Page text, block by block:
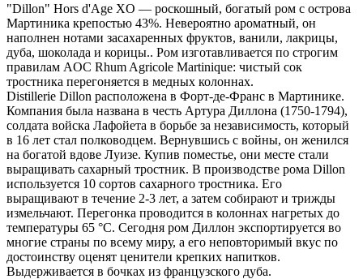
"Dillon" Hors d'Age XO — роскошный, богатый ром с острова
Мартиника крепостью 43%. Невероятно ароматный, он
наполнен нотами засахаренных фруктов, ванили, лакрицы,
дуба, шоколада и корицы.. Ром изготавливается по строгим
правилам AOC Rhum Agricole Martinique: чистый сок
тростника перегоняется в медных колоннах.
Distillerie Dillon расположена в Форт-де-Франс в Мартинике.
Компания была названа в честь Артура Диллона (1750-1794),
солдата войска Лафойета в борьбе за независимость, который
в 16 лет стал полководцем. Вернувшись с войны, он женился
на богатой вдове Луизе. Купив поместье, они месте стали
выращивать сахарный тростник. В производстве рома Dillon
используется 10 сортов сахарного тростника. Его
выращивают в течение 2-3 лет, а затем собирают и трижды
измельчают. Перегонка проводится в колоннах нагретых до
температуры 65 °С. Сегодня ром Диллон экспортируется во
многие страны по всему миру, а его неповторимый вкус по
достоинству оценят ценители крепких напитков.
Выдерживается в бочках из французского дуба.